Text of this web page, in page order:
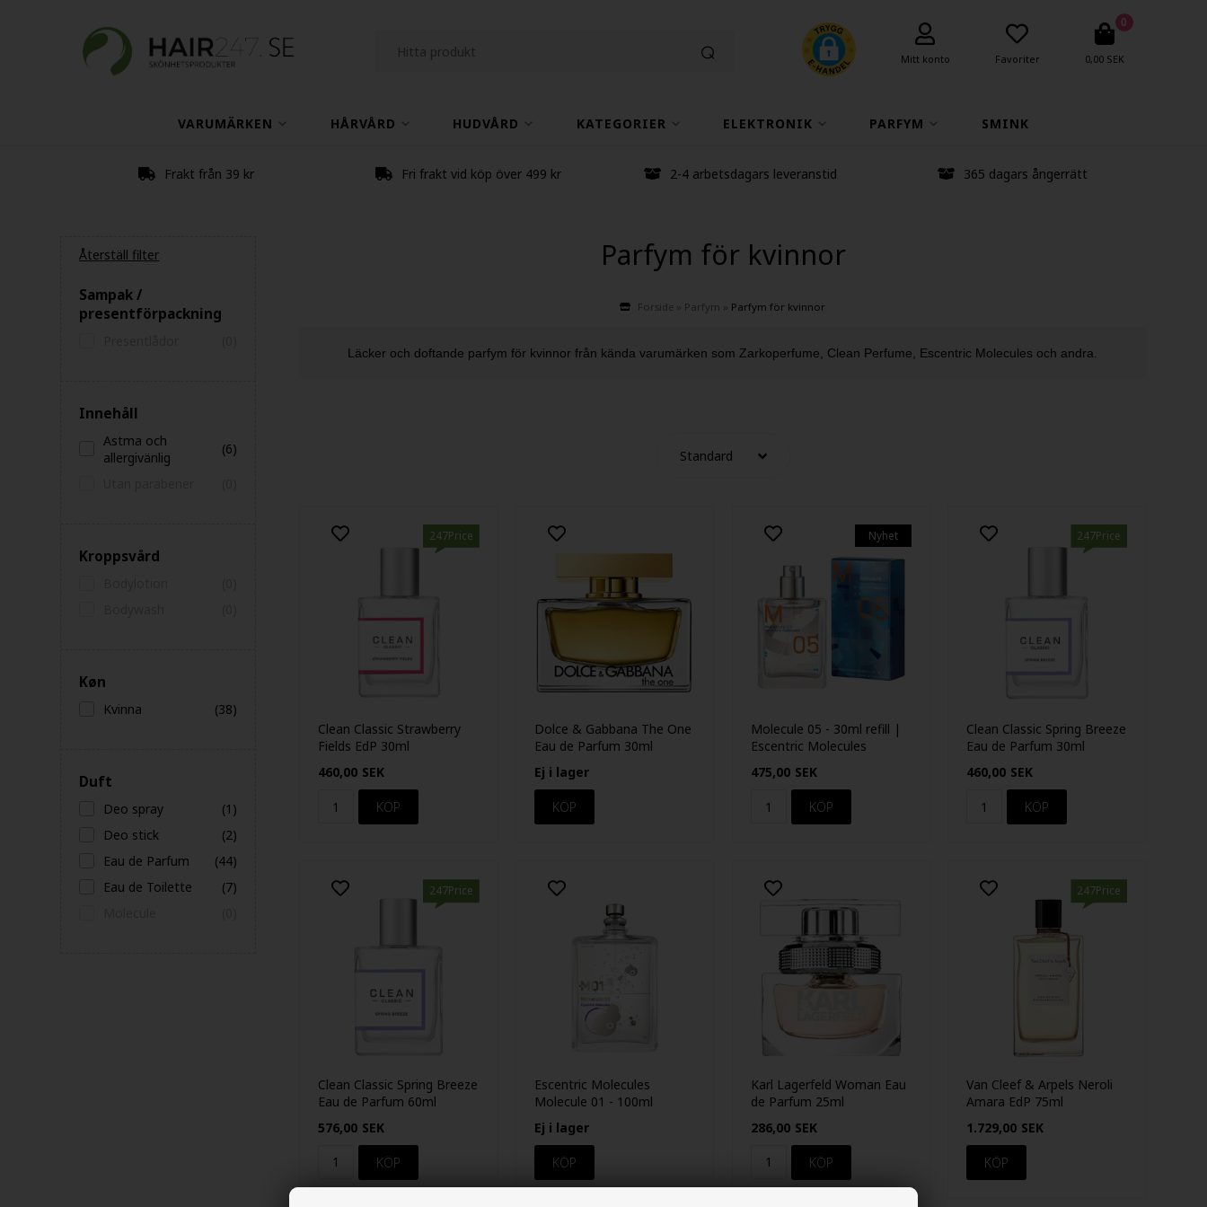
Mitt konto Favoriter
0
0,00 SEK
VARUMÄRKEN HÅRVÅRD HUDVÅRD KATEGORIER ELEKTRONIK PARFYM SMINK
Frakt från 39 kr Fri frakt vid köp över 499 kr 2-4 arbetsdagars leveranstid 365 dagars ångerrätt
Återställ filter
Sampak /
presentförpackning
Innehåll
Astma och
allergivänlig
(6)
Kroppsvård
Køn
Kvinna (38)
Duft
Deo spray
(1)
Deo stick
(2)
Eau de Parfum
(44)
Eau de Toilette
(7)
Parfym för kvinnor
Forside » Parfym » Parfym för kvinnor
Läcker och doftande parfym för kvinnor från kända varumärken som Zarkoperfume, Clean Perfume, Escentric Molecules och andra.
247Price
Clean Classic Strawberry
Fields EdP 30ml
460,00 SEK
Dolce & Gabbana The One
Eau de Parfum 30ml
Ej i lager
Nyhet
Molecule 05 - 30ml refill |
Escentric Molecules
475,00 SEK
247Price
Clean Classic Spring Breeze
Eau de Parfum 30ml
460,00 SEK
247Price
Clean Classic Spring Breeze
Eau de Parfum 60ml
576,00 SEK
Escentric Molecules
Molecule 01 - 100ml
Ej i lager
Karl Lagerfeld Woman Eau
de Parfum 25ml
286,00 SEK
247Price
Van Cleef & Arpels Neroli
Amara EdP 75ml
1.729,00 SEK